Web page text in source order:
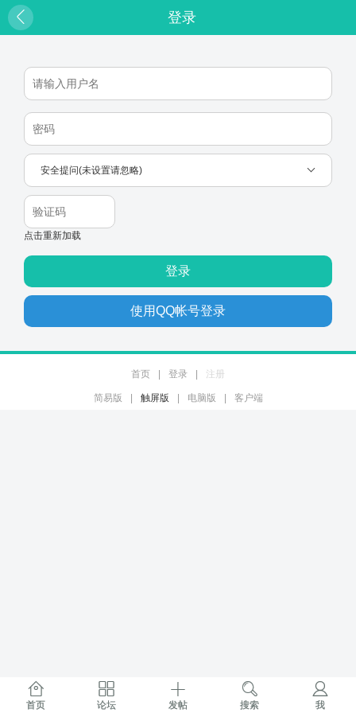
登录
安全提问(未设置请忽略)
点击重新加载
登录
使用QQ帐号登录
首页 登录 注册
简易版 触屏版 电脑版 客户端
首页 论坛 发帖 搜索 我